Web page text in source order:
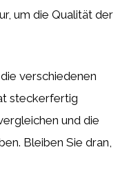
um die Qualität der
verschiedenen
steckerfertig
und die
Bleiben Sie dran,